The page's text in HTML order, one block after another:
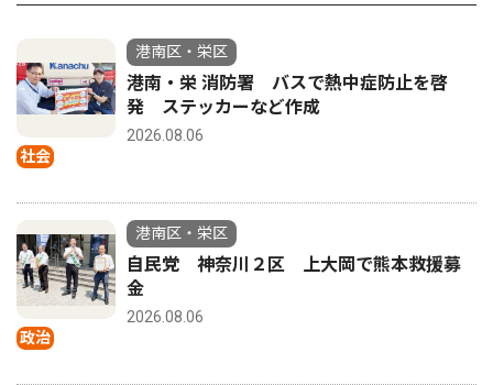
社会
港南区・栄区
港南・栄 消防署 バスで熱中症防止を啓
発 ステッカーなど作成
2026.08.06
政治
港南区・栄区
自民党 神奈川２区 上大岡で熊本救援募
金
2026.08.06